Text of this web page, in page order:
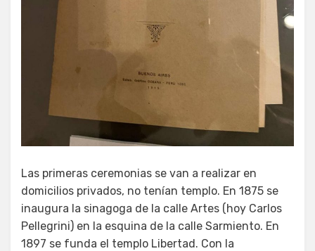
Las primeras ceremonias se van a realizar en
domicilios privados, no tenían templo. En 1875 se
inaugura la sinagoga de la calle Artes (hoy Carlos
Pellegrini) en la esquina de la calle Sarmiento. En
1897 se funda el templo Libertad. Con la